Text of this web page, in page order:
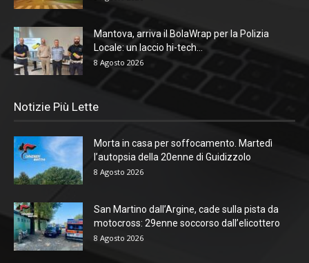
Mantova, arriva il BolaWrap per la Polizia
Locale: un laccio hi-tech...
8 Agosto 2026
Notizie Più Lette
Morta in casa per soffocamento. Martedì
l’autopsia della 20enne di Guidizzolo
8 Agosto 2026
San Martino dall’Argine, cade sulla pista da
motocross: 29enne soccorso dall’elicottero
8 Agosto 2026